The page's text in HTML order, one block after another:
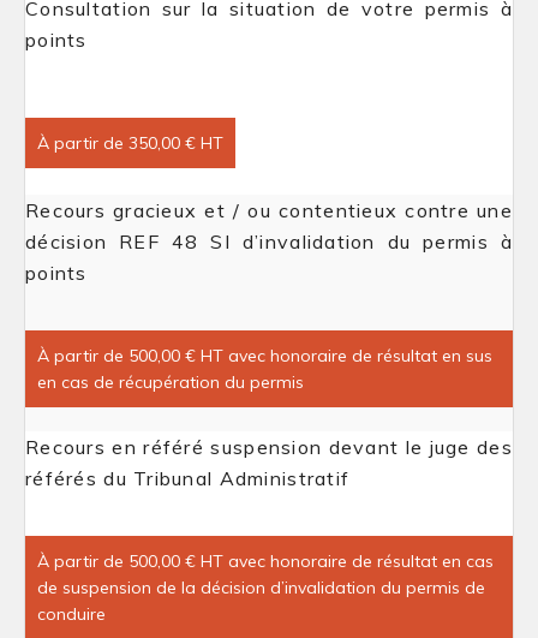
Consultation sur la situation de votre permis à
points
À partir de 350,00 € HT
Recours gracieux et / ou contentieux contre une
décision REF 48 SI d’invalidation du permis à
points
À partir de 500,00 € HT avec honoraire de résultat en sus
en cas de récupération du permis
Recours en référé suspension devant le juge des
référés du Tribunal Administratif
À partir de 500,00 € HT avec honoraire de résultat en cas
de suspension de la décision d’invalidation du permis de
conduire